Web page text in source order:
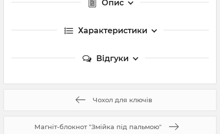
Опис
Характеристики
Відгуки
Чохол для ключів
Магнiт-блокнот "Змійка під пальмою"